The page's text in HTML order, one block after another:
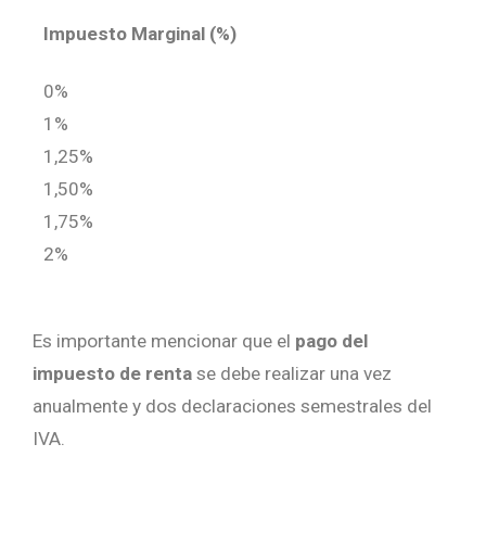
Impuesto Marginal (%)
0%
1%
1,25%
1,50%
1,75%
2%
Es importante mencionar que el pago del
impuesto de renta se debe realizar una vez
anualmente y dos declaraciones semestrales del
IVA.